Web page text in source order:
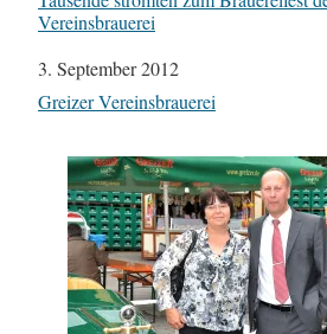
Vereinsbrauerei
Datum
3. September 2012
In Bezug auf
Greizer Vereinsbrauerei